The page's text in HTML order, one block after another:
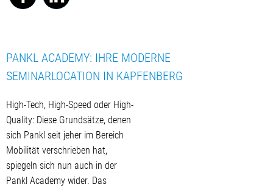
PANKL ACADEMY: IHRE MODERNE
SEMINARLOCATION IN KAPFENBERG
High-Tech, High-Speed oder High-
Quality: Diese Grundsätze, denen
sich Pankl seit jeher im Bereich
Mobilität verschrieben hat,
spiegeln sich nun auch in der
Pankl Academy wider. Das